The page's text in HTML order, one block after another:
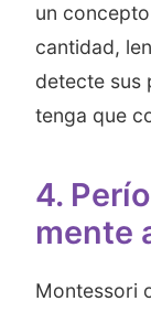
un
cantidad,
detecte sus
tenga que
4.
mente
Montessori